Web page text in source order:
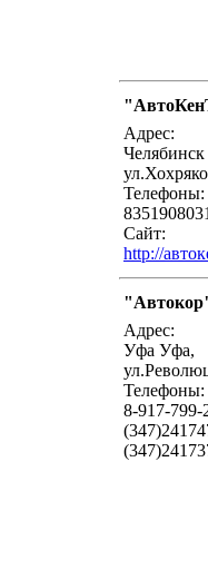
Адрес:
Телефоны:
Сайт:
http://
Адрес:
Уфа Уфа,
Телефоны:
8-917-799-